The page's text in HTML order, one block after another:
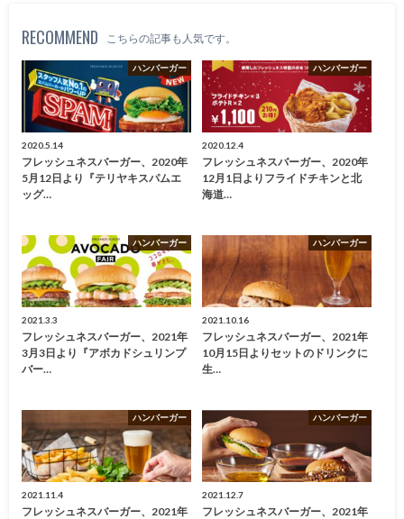
RECOMMEND こちらの記事も人気です。
ハンバーガー
2020.5.14
フレッシュネスバーガー、2020年
5月12日より『テリヤキスパムエ
ッグ…
ハンバーガー
2020.12.4
フレッシュネスバーガー、2020年
12月1日よりフライドチキンと北
海道…
ハンバーガー
2021.3.3
フレッシュネスバーガー、2021年
3月3日より『アボカドシュリンプ
バー…
ハンバーガー
2021.10.16
フレッシュネスバーガー、2021年
10月15日よりセットのドリンクに
生…
ハンバーガー
2021.11.4
フレッシュネスバーガー、2021年
ハンバーガー
2021.12.7
フレッシュネスバーガー、2021年